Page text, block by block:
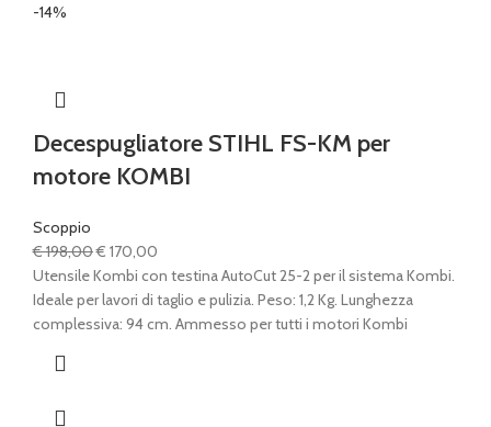
-14%
Decespugliatore STIHL FS-KM per
motore KOMBI
Scoppio
€198,00Il
prezzo
originale
era:
€ 170,00
prezzo
attuale
è:
Utensile Kombi con testina AutoCut 25-2 per il sistema Kombi.
Ideale per lavori di taglio e pulizia. Peso: 1,2 Kg. Lunghezza
complessiva: 94 cm. Ammesso per tutti i motori Kombi